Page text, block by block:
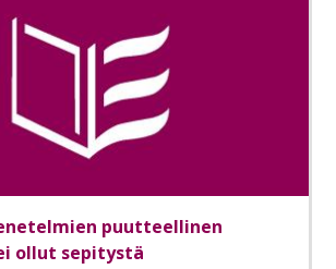
puutteellinen
ollut sepitystä